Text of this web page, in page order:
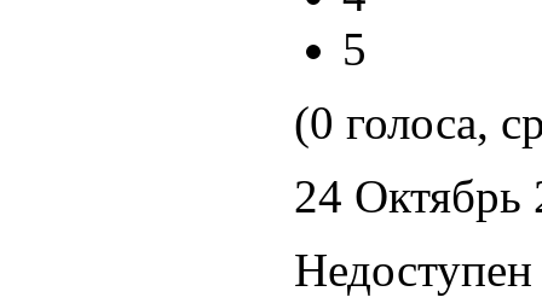
5
(0 голоса,
24 Октябрь